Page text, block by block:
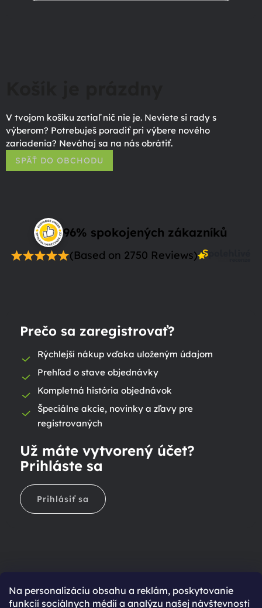
Na personalizáciu obsahu a reklám, poskytovanie
funkcií sociálnych médií a analýzu našej návštevnosti
V tvojom košíku zatiaľ nič nie je. Neviete si rady s
výberom? Potrebuješ poradiť pri výbere nového
zariadenia? Neváhaj sa na nás obrátiť.
SPÄŤ DO OBCHODU
96% spokojených zákazníků
(Based on 2750 Reviews)
Prečo sa zaregistrovať?
Rýchlejší nákup vďaka uloženým údajom
Prehľad o stave objednávky
Kompletná história objednávok
Špeciálne akcie, novinky a zľavy pre
registrovaných
Už máte vytvorený účet?
Prihláste sa
Prihlásiť sa
Ešte nemáte účet?